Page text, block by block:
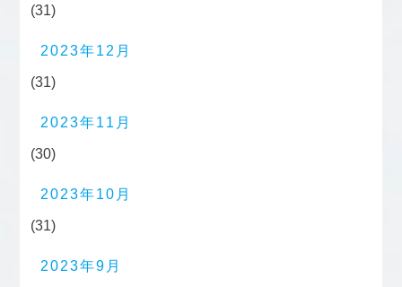
(31)
2023年12月
(31)
2023年11月
(30)
2023年10月
(31)
2023年9月